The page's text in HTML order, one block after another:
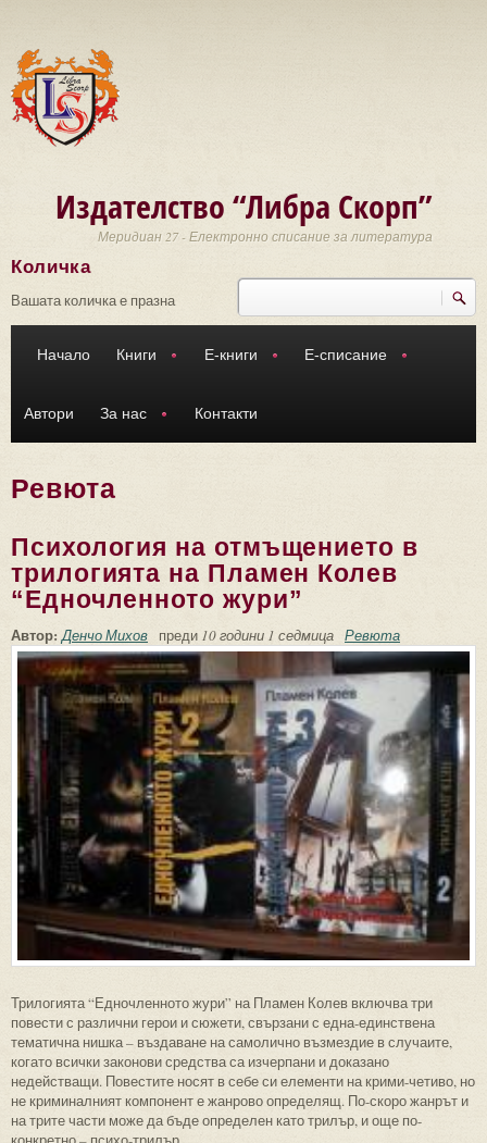
Издателство “Либра Скорп”
Меридиан 27 - Електронно списание за литература
Търси
Количка
Вашата количка е празна
Начало Книги Е-книги Е-списание
Автори За нас Контакти
Ревюта
Психология на отмъщението в
трилогията на Пламен Колев
“Едночленното жури”
Автор:Денчо Михов преди 10 години 1 седмица Ревюта
Трилогията “Едночленното жури” на Пламен Колев включва три
повести с различни герои и сюжети, свързани с една-единствена
тематична нишка – въздаване на самолично възмездие в случаите,
когато всички законови средства са изчерпани и доказано
недействащи. Повестите носят в себе си елементи на крими-четиво, но
не криминалният компонент е жанрово определящ. По-скоро жанрът и
на трите части може да бъде определен като трилър, и още по-